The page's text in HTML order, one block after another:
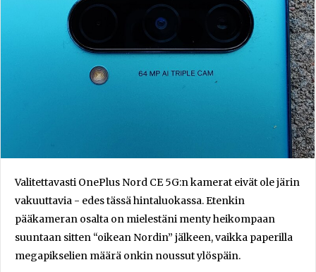
Valitettavasti OnePlus Nord CE 5G:n kamerat eivät ole järin
vakuuttavia - edes tässä hintaluokassa. Etenkin
pääkameran osalta on mielestäni menty heikompaan
suuntaan sitten “oikean Nordin” jälkeen, vaikka paperilla
megapikselien määrä onkin noussut ylöspäin.